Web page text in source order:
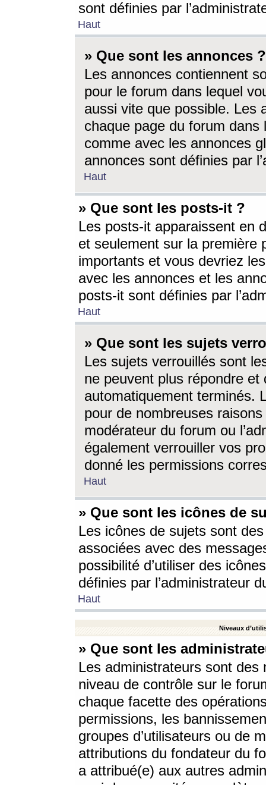
sont définies par
Haut
» Que sont les annonces ?
Les annonces contiennent
pour le forum dans lequel
aussi vite que possible. Les
chaque page du forum dans
comme avec les annonces
annonces sont définies par
Haut
» Que sont les posts-it ?
Les posts-it apparaissent en
et seulement sur la première
importants et vous devriez
avec les annonces et les
posts-it sont définies par
Haut
» Que sont les sujets
Les sujets verrouillés sont
ne peuvent plus répondre
automatiquement terminés.
pour de nombreuses
modérateur du forum ou
également verrouiller vos
donné les permissions
Haut
» Que sont les icônes de
Les icônes de sujets sont
associées avec des
possibilité d’utiliser des
définies par l’administrateur
Haut
Niveaux
» Que sont les
Les administrateurs sont
niveau de contrôle sur le
chaque facette des
permissions, les
groupes d’utilisateurs ou de
attributions du fondateur du
a attribué(e) aux autres